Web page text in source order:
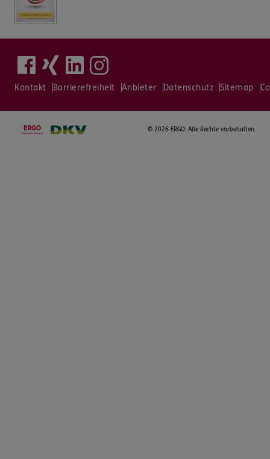
Kontakt Barrierefreiheit Anbieter Datenschutz Sitemap
© 2026 ERGO. Alle Rechte vorbehalten.